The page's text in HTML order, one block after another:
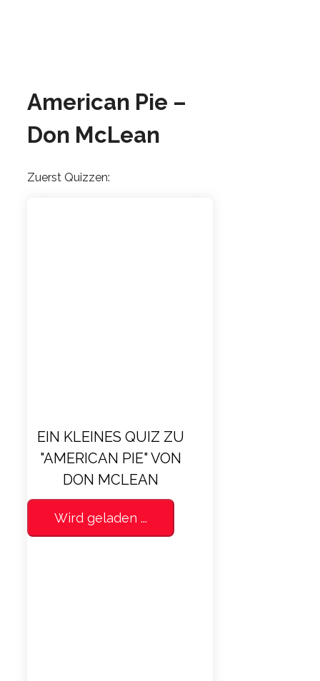
American Pie –
Don McLean
Zuerst Quizzen:
EIN KLEINES QUIZ ZU
"AMERICAN PIE" VON
DON MCLEAN